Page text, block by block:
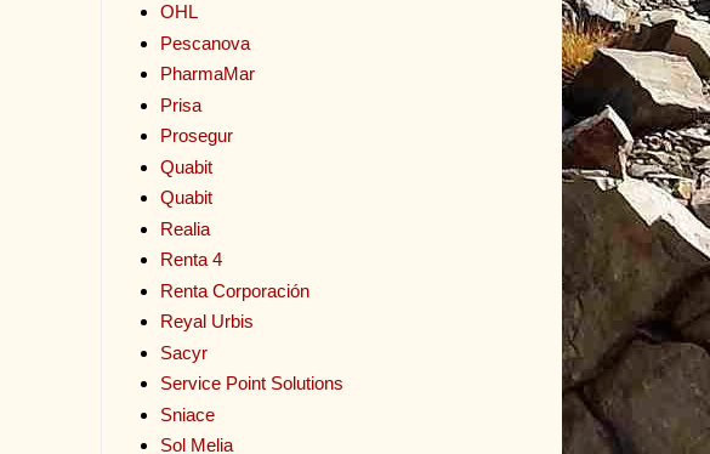
OHL
Pescanova
PharmaMar
Prisa
Prosegur
Quabit
Quabit
Realia
Renta 4
Renta Corporación
Reyal Urbis
Sacyr
Service Point Solutions
Sniace
Sol Melia